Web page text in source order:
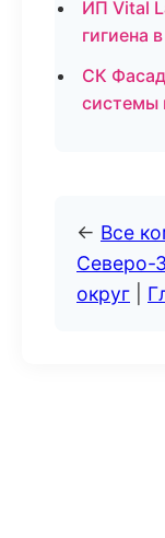
ИП Vital
гигиена
СК
системы
← Все
Северо-
округ